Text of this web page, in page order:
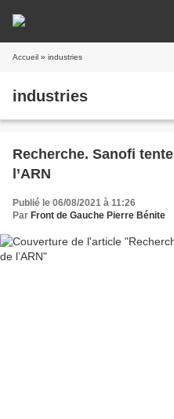
Accueil » industries
industries
Recherche. Sanofi
l’ARN
Publié le 06/08/2021 à 11:26
Par Front de Gauche Pierre Bénite